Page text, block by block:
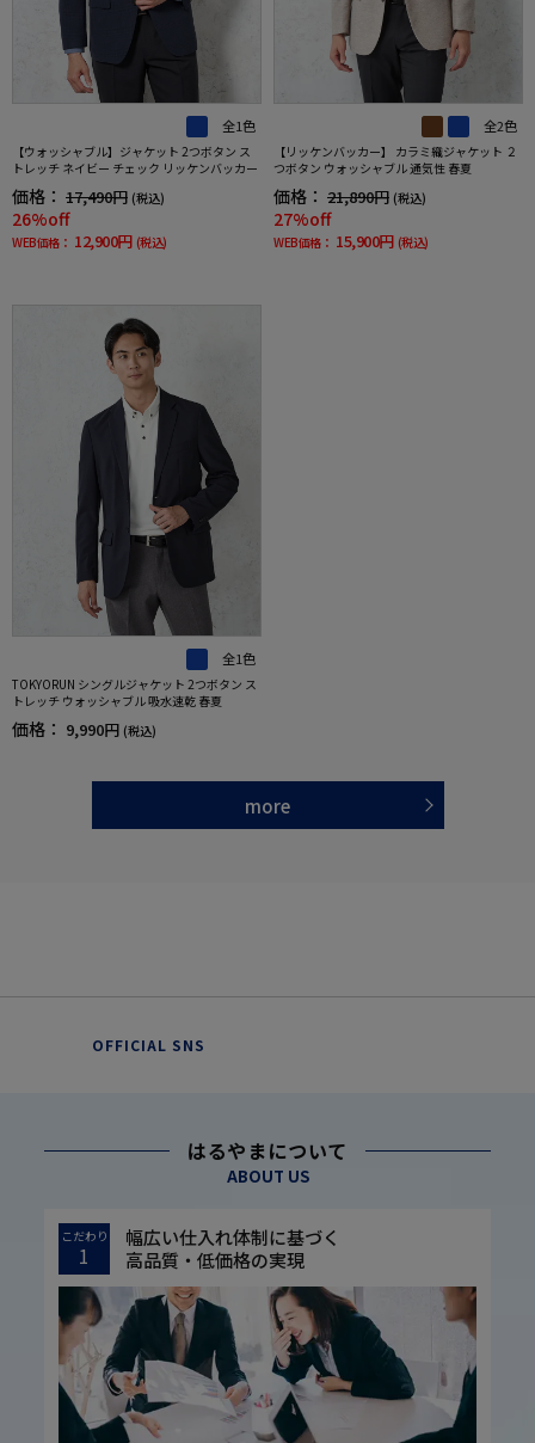
全1色
【ウォッシャブル】ジャケット 2つボタン ス
トレッチ ネイビー チェック リッケンバッカー
価格： 17,490円 (税込)
26%off
WEB価格： 12,900円 (税込)
全2色
【リッケンバッカー】 カラミ織ジャケット ２
つボタン ウォッシャブル 通気性 春夏
価格： 21,890円 (税込)
27%off
WEB価格： 15,900円 (税込)
全1色
TOKYORUN シングルジャケット 2つボタン ス
トレッチ ウォッシャブル 吸水速乾 春夏
価格： 9,990円 (税込)
more
OFFICIAL SNS
はるやまについて
ABOUT US
こだわり
1
幅広い仕入れ体制に基づく
高品質・低価格の実現